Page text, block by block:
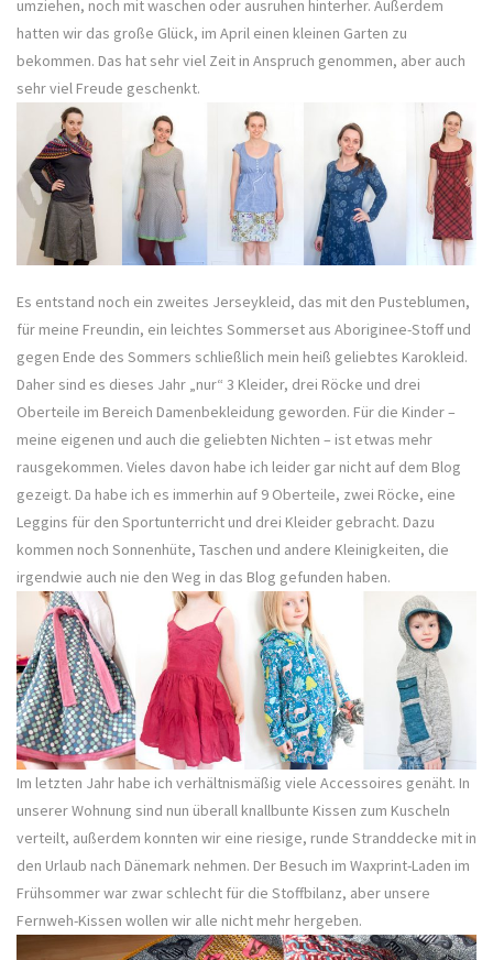
umziehen, noch mit waschen oder ausruhen hinterher. Außerdem
hatten wir das große Glück, im April einen kleinen Garten zu
bekommen. Das hat sehr viel Zeit in Anspruch genommen, aber auch
sehr viel Freude geschenkt.
Es entstand noch ein zweites Jerseykleid, das mit den Pusteblumen,
für meine Freundin, ein leichtes Sommerset aus Aboriginee-Stoff und
gegen Ende des Sommers schließlich mein heiß geliebtes Karokleid.
Daher sind es dieses Jahr „nur“ 3 Kleider, drei Röcke und drei
Oberteile im Bereich Damenbekleidung geworden. Für die Kinder –
meine eigenen und auch die geliebten Nichten – ist etwas mehr
rausgekommen. Vieles davon habe ich leider gar nicht auf dem Blog
gezeigt. Da habe ich es immerhin auf 9 Oberteile, zwei Röcke, eine
Leggins für den Sportunterricht und drei Kleider gebracht. Dazu
kommen noch Sonnenhüte, Taschen und andere Kleinigkeiten, die
irgendwie auch nie den Weg in das Blog gefunden haben.
Im letzten Jahr habe ich verhältnismäßig viele Accessoires genäht. In
unserer Wohnung sind nun überall knallbunte Kissen zum Kuscheln
verteilt, außerdem konnten wir eine riesige, runde Stranddecke mit in
den Urlaub nach Dänemark nehmen. Der Besuch im Waxprint-Laden im
Frühsommer war zwar schlecht für die Stoffbilanz, aber unsere
Fernweh-Kissen wollen wir alle nicht mehr hergeben.